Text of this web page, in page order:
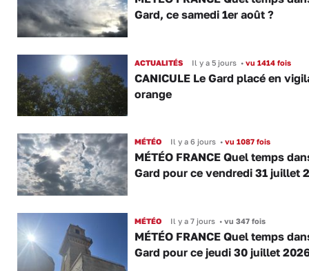
Gard, ce samedi 1er août ?
ACTUALITÉS Il y a 5 jours •vu 1414 fois
CANICULE Le Gard placé en
orange
MÉTÉO Il y a 6 jours •vu 1087 fois
MÉTÉO FRANCE Quel temps
Gard pour ce vendredi 31 juillet
MÉTÉO Il y a 7 jours •vu 347 fois
MÉTÉO FRANCE Quel temps
Gard pour ce jeudi 30 juillet